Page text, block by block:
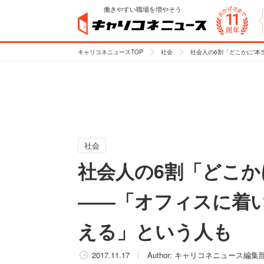
働きやすい職場を増やそう
キャリコネニュースTOP 社会 社会人の6割「どこかに”
社会
社会人の6割「どこ
――「オフィスに着
える」という人も
2017.11.17 Author: キャリコネニュース編集